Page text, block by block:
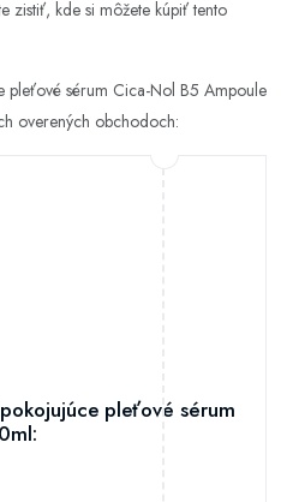
zistiť, kde si môžete kúpiť tento
pleťové sérum Cica-Nol B5 Ampoule
overených obchodoch:
pleťové sérum